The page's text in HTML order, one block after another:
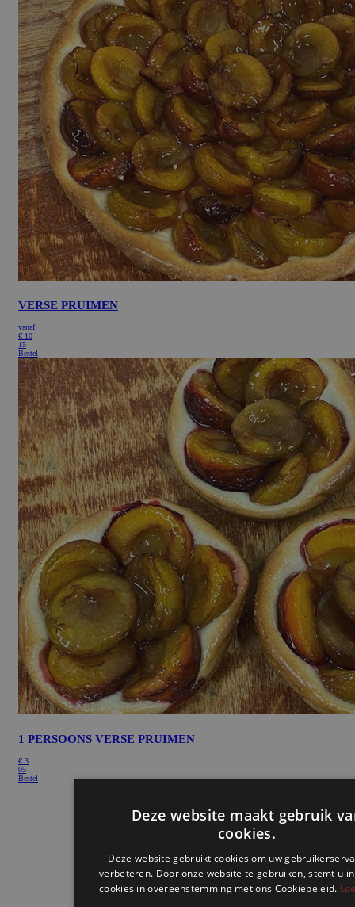
VERSE PRUIMEN
vanaf
€ 10
15
Bestel
1 PERSOONS VERSE PRUIMEN
€ 3
05
Bestel
Deze website maakt gebruik
cookies.
Deze website gebruikt cookies om uw
verbeteren. Door onze website te gebruiken, stemt u
cookies in overeenstemming met ons Cookiebeleid.